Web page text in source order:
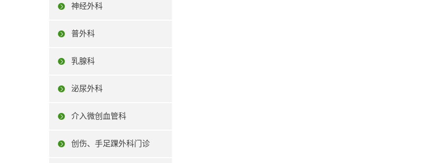
神经外科
普外科
乳腺科
泌尿外科
介入微创血管科
创伤、手足踝外科门诊